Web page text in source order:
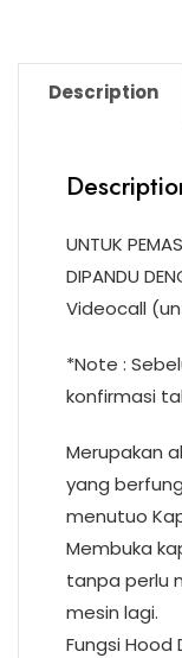
Description
UNTUK
DIPANDU
Videocall
*Note :
konfirmasi
Merupakan
yang
menutuo
Membuka
tanpa perlu
mesin lagi.
Fungsi Hood